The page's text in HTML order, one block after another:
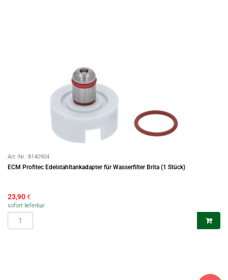
Art.-Nr.: 8140904
ECM Profitec Edelstahltankadapter für Wasserfilter Brita (1 Stück)
23,90€
sofort lieferbar